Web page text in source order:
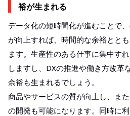
裕が生まれる
データ化の短時間化が進むことで
が向上すれば、時間的な余裕とと
ます。生産性のある仕事に集中す
しますし、DXの推進や働き方改革
余裕も生まれるでしょう。
商品やサービスの質が向上し、ま
の開発も可能になります。同時に